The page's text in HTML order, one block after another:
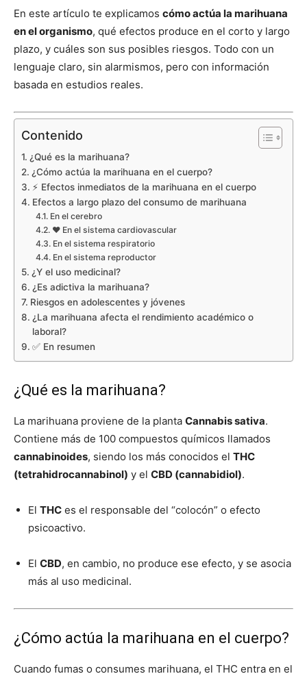
En este artículo te explicamos cómo actúa la marihuana
en el organismo, qué efectos produce en el corto y largo
plazo, y cuáles son sus posibles riesgos. Todo con un
lenguaje claro, sin alarmismos, pero con información
basada en estudios reales.
Contenido
¿Qué es la marihuana?
¿Cómo actúa la marihuana en el cuerpo?
⚡ Efectos inmediatos de la marihuana en el cuerpo
Efectos a largo plazo del consumo de marihuana
En el cerebro
❤️ En el sistema cardiovascular
En el sistema respiratorio
En el sistema reproductor
¿Y el uso medicinal?
¿Es adictiva la marihuana?
Riesgos en adolescentes y jóvenes
¿La marihuana afecta el rendimiento académico o
laboral?
✅ En resumen
¿Qué es la marihuana?
La marihuana proviene de la planta Cannabis sativa.
Contiene más de 100 compuestos químicos llamados
cannabinoides, siendo los más conocidos el THC
(tetrahidrocannabinol) y el CBD (cannabidiol).
El THC es el responsable del “colocón” o efecto
psicoactivo.
El CBD, en cambio, no produce ese efecto, y se asocia
más al uso medicinal.
¿Cómo actúa la marihuana en el cuerpo?
Cuando fumas o consumes marihuana, el THC entra en el